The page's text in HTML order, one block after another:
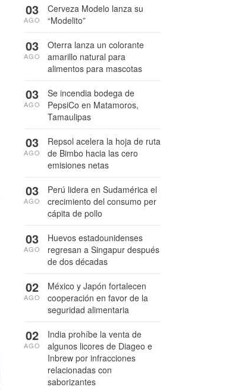
Cerveza Modelo lanza su
“Modelito”
03
AGO
Oterra lanza un colorante
amarillo natural para
alimentos para mascotas
03
AGO
Se incendia bodega de
PepsiCo en Matamoros,
Tamaulipas
03
AGO
Repsol acelera la hoja de ruta
de Bimbo hacia las cero
emisiones netas
03
AGO
Perú lidera en Sudamérica el
crecimiento del consumo per
cápita de pollo
03
AGO
Huevos estadounidenses
regresan a Singapur después
de dos décadas
03
AGO
México y Japón fortalecen
cooperación en favor de la
seguridad alimentaria
02
AGO
India prohíbe la venta de
algunos licores de Diageo e
Inbrew por infracciones
relacionadas con
saborizantes
02
AGO